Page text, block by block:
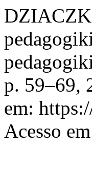
p. 59–69,
em:
Acesso